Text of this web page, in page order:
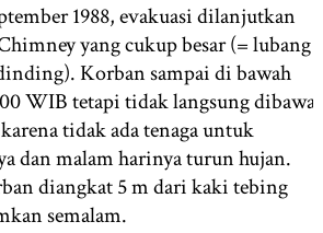
1988, evakuasi dilanjutkan
yang cukup besar (= lubang
Korban sampai di bawah
WIB tetapi tidak langsung dibawa
tidak ada tenaga untuk
dan malam harinya turun hujan.
diangkat 5 m dari kaki tebing
semalam.